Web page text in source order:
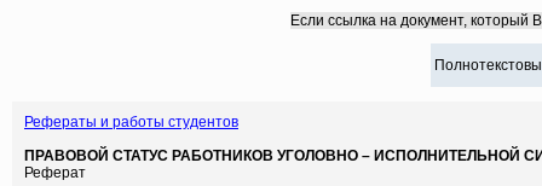
Если ссылка на документ, который
Рефераты и работы студентов
ПРАВОВОЙ СТАТУС РАБОТНИКОВ УГОЛОВНО – ИСПОЛНИТЕЛЬНОЙ
Реферат